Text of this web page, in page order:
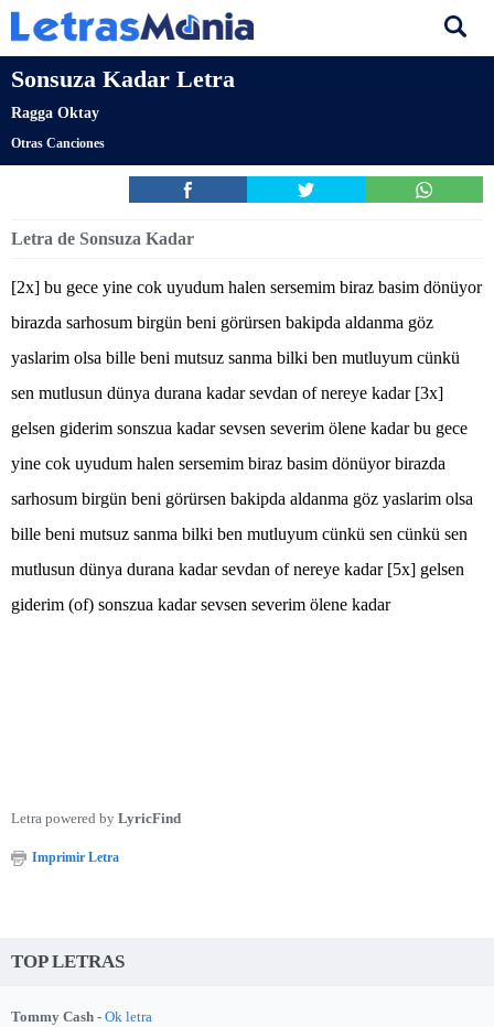
Sonsuza Kadar Letra
Ragga Oktay
Otras Canciones
Letra de Sonsuza Kadar
[2x] bu gece yine cok uyudum halen sersemim biraz basim dönüyor
birazda sarhosum birgün beni görürsen bakipda aldanma göz
yaslarim olsa bille beni mutsuz sanma bilki ben mutluyum cünkü
sen mutlusun dünya durana kadar sevdan of nereye kadar [3x]
gelsen giderim sonszua kadar sevsen severim ölene kadar bu gece
yine cok uyudum halen sersemim biraz basim dönüyor birazda
sarhosum birgün beni görürsen bakipda aldanma göz yaslarim olsa
bille beni mutsuz sanma bilki ben mutluyum cünkü sen cünkü sen
mutlusun dünya durana kadar sevdan of nereye kadar [5x] gelsen
giderim (of) sonszua kadar sevsen severim ölene kadar
Letra powered by LyricFind
Imprimir Letra
TOP LETRAS
Tommy Cash - Ok letra